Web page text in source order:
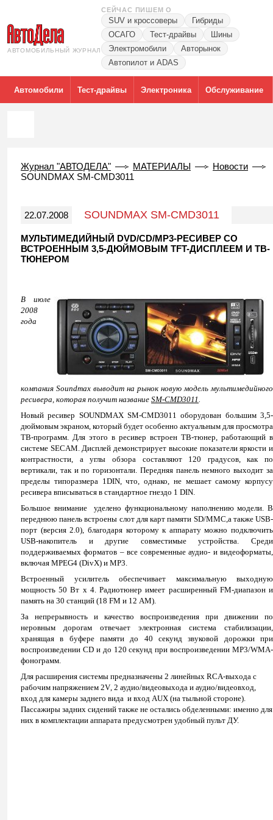
АВТОМОБИЛЬНЫЙ ЖУРНАЛ
СЕЙЧАС ПИШЕМ О
SUV и кроссоверы
Гибриды
ОСАГО
Тест-драйвы
Шины
Электромобили
Авторынок
Автопилот и ADAS
Автомобили Тест-драйвы Электроника Обслуживание
Журнал "АВТОДЕЛА" МАТЕРИАЛЫ
Новости
SOUNDMAX SM-CMD3011
22.07.2008 SOUNDMAX SM-CMD3011
МУЛЬТИМЕДИЙНЫЙ DVD/CD/MP3-РЕСИВЕР СО
ВСТРОЕННЫМ 3,5-ДЮЙМОВЫМ TFT-ДИСПЛЕЕМ И ТВ-
ТЮНЕРОМ
В июле
2008
года
компания Soundmax выводит на рынок новую модель мультимедийного
ресивера, которая получит название SM-CMD3011.
Новый ресивер SOUNDMAX SM-CMD3011 оборудован большим 3,5-
дюймовым экраном, который будет особенно актуальным для просмотра
ТВ-программ. Для этого в ресивер встроен ТВ-тюнер, работающий в
системе SECAM. Дисплей демонстрирует высокие показатели яркости и
контрастности, а углы обзора составляют 120 градусов, как по
вертикали, так и по горизонтали. Передняя панельнемного выходит за
пределы типоразмера 1DIN, что, однако, не мешает самому корпусу
ресивера вписываться в стандартное гнездо 1 DIN.
Большое внимание уделено функциональному наполнению модели. В
переднюю панель встроены слот для карт памяти SD/MMC,а такжеUSB-
порт (версия 2.0), благодаря которому к аппарату можно подключить
USB-накопитель и другие совместимые устройства. Среди
поддерживаемых форматов – все современные аудио- и видеоформаты,
включая MPEG4 (DivX) и MP3.
Встроенный усилитель обеспечивает максимальную выходную
мощность 50 Вт х 4. Радиотюнер имеет расширенный FM-диапазон и
память на 30 станций (18 FM и 12 AM).
За непрерывность и качество воспроизведения при движении по
неровным дорогам отвечает электронная система стабилизации,
хранящая в буфере памяти до 40 секунд звуковой дорожки при
воспроизведении CDи до 120 секунд при воспроизведении MP3/WMA-
фонограмм.
Для расширения системы предназначены 2 линейных RCA-выхода с
рабочим напряжением 2V, 2 аудио/видеовыхода и аудио/видеовход,
вход для камеры заднего вида и вход AUX (на тыльной стороне).
Пассажиры задних сидений также не остались обделенными: именно для
них в комплектации аппарата предусмотрен удобный пульт ДУ.